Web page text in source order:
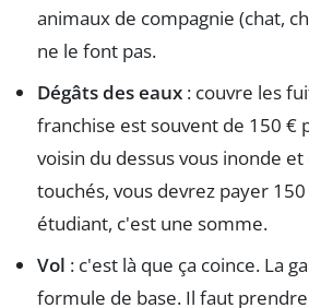
animaux de compagnie (chat,
ne le font pas.
Dégâts des eaux : couvre les
franchise est souvent de 150 €
voisin du dessus vous inonde
touchés, vous devrez payer
étudiant, c'est une somme.
Vol : c'est là que ça coince. La
formule de base. Il faut